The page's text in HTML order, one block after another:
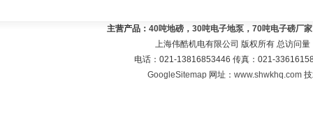
主营产品： 40吨地磅，30吨电子地泵，70吨电子磅厂
上海伟酷机电有限公司 版权所有 总访问量
电话：021-13816853446 传真：021-
GoogleSitemap 网址：www.shwkhq.com